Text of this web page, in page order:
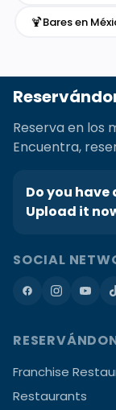
🍹Bares en
Reserva en los
Encuentra,
Do you have
Upload it
SOCIAL
Franchise
Restaurants